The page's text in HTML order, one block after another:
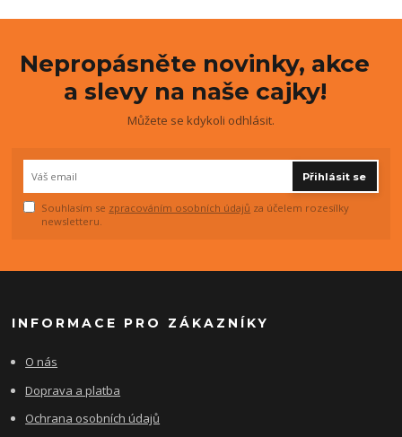
Nepropásněte novinky, akce
a slevy na naše cajky!
Můžete se kdykoli odhlásit.
Přihlásit se
Souhlasím se zpracováním osobních údajů za účelem rozesílky
newsletteru.
INFORMACE PRO ZÁKAZNÍKY
O nás
Doprava a platba
Ochrana osobních údajů